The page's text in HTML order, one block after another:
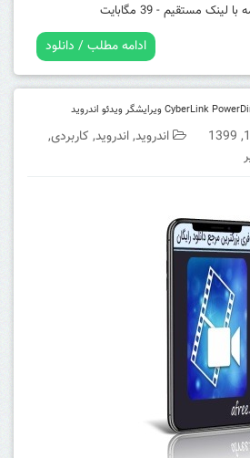
مستقیم - 39 مگابایت
ادامه مطلب / دانلود
اندروید,اندروید, کاربردی,